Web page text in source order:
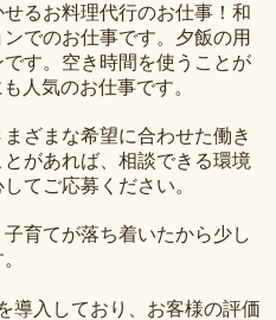
るお料理代行のお仕事！和
でのお仕事です。夕飯の用
す。空き時間を使うことが
人気のお仕事です。
ざまな希望に合わせた働き
があれば、相談できる環境
てご応募ください。
育てが落ち着いたから少し
導入しており、お客様の評価